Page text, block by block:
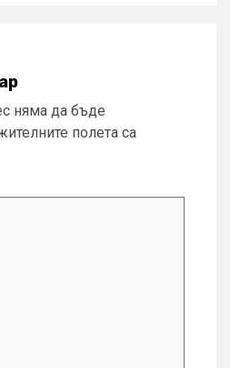
няма да бъде
полета са